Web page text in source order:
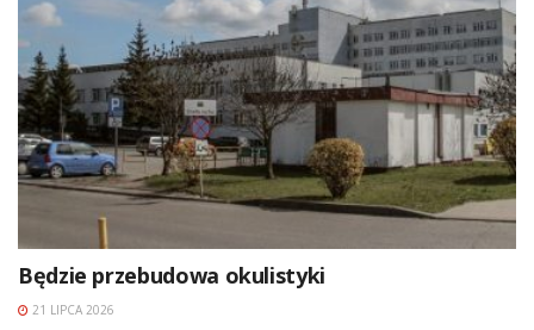
Będzie przebudowa okulistyki
21 LIPCA 2026